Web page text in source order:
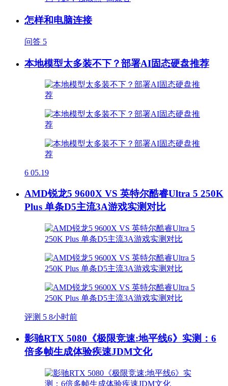
怎样和电脑连接
问答 5
本地模型太多装不下？部署AI固态硬盘推荐
6 05.19
AMD锐龙5 9600X VS 英特尔酷睿Ultra 5 250K
Plus 单条D5主流3A游戏实测对比
评测 5 8小时前
影驰RTX 5080《极限竞速:地平线6》实测：6
倍多帧生成体验疾速JDM文化